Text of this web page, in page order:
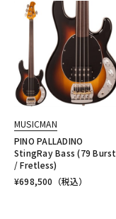
MUSICMAN
PINO PALLADINO
StingRay Bass (79 Burst
/ Fretless)
¥698,500 （税込）